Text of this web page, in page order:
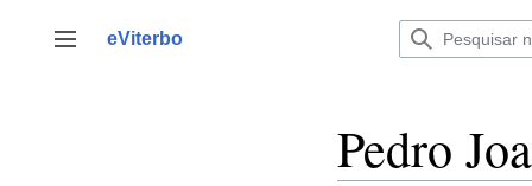
para
Alternar barra lateral
eViterbo
Pedro